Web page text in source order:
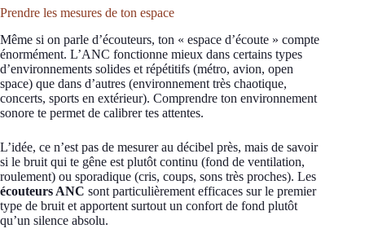
Prendre les mesures de ton espace
Même si on parle d’écouteurs, ton « espace d’écoute » compte
énormément. L’ANC fonctionne mieux dans certains types
d’environnements solides et répétitifs (métro, avion, open
space) que dans d’autres (environnement très chaotique,
concerts, sports en extérieur). Comprendre ton environnement
sonore te permet de calibrer tes attentes.
L’idée, ce n’est pas de mesurer au décibel près, mais de savoir
si le bruit qui te gêne est plutôt continu (fond de ventilation,
roulement) ou sporadique (cris, coups, sons très proches). Les
écouteurs ANC sont particulièrement efficaces sur le premier
type de bruit et apportent surtout un confort de fond plutôt
qu’un silence absolu.